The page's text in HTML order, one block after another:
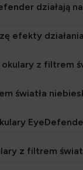
działają
efekty
z filtrem
światła
z filtrem